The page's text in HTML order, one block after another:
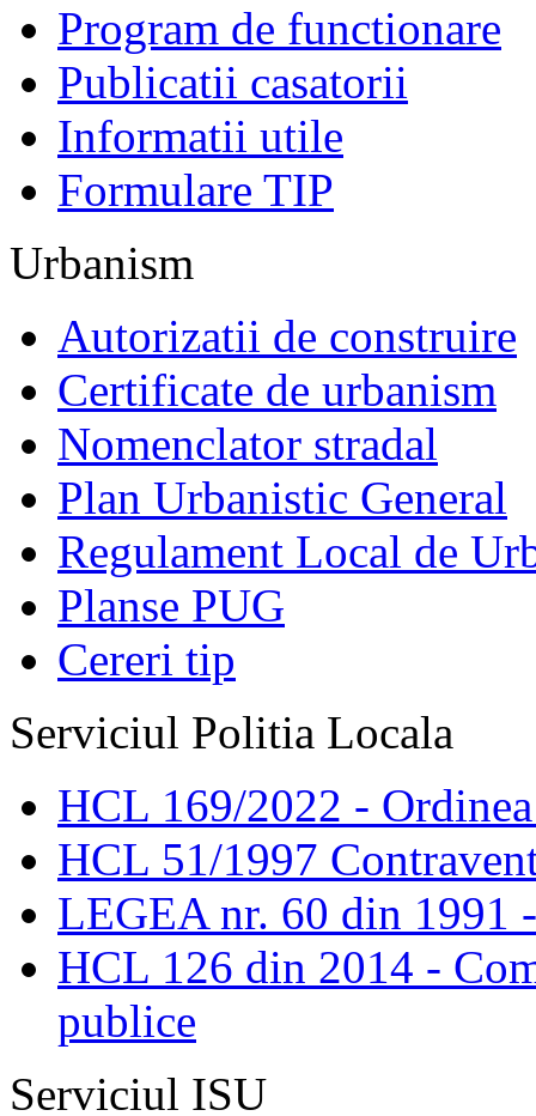
Program de functionare
Publicatii casatorii
Informatii utile
Formulare TIP
Urbanism
Autorizatii de construire
Certificate de urbanism
Nomenclator stradal
Plan Urbanistic General
Regulament Local de
Planse PUG
Cereri tip
Serviciul Politia Locala
HCL 169/2022 -
HCL 51/1997
LEGEA nr. 60 din 1991
HCL 126 din 2014 -
publice
Serviciul ISU